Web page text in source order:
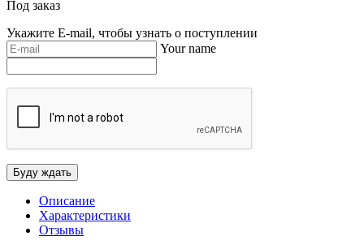
Под заказ
Укажите E-mail, чтобы узнать о поступлении
Your name
Описание
Характеристики
Отзывы